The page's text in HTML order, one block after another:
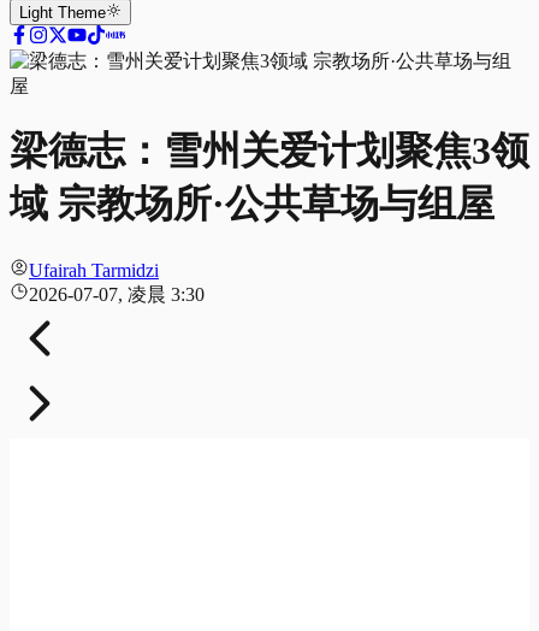
Light Theme
梁德志：雪州关爱计划聚焦3领
域 宗教场所·公共草场与组屋
Ufairah Tarmidzi
2026-07-07, 凌晨 3:30